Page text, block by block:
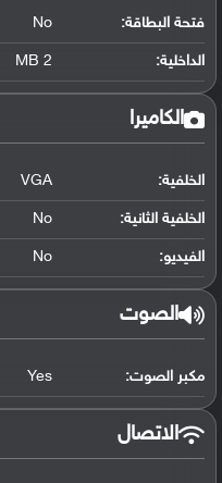
فتحة البطاقة: No
الداخلية: 2 MB
الكاميرا
الخلفية: VGA
الخلفية الثانية: No
الفيديو: No
الصوت
مكبر الصوت: Yes
الاتصال